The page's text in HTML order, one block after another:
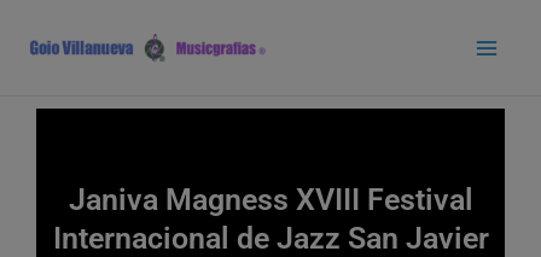
contenido
Janiva Magness XVIII Festival
Internacional de Jazz San Javier